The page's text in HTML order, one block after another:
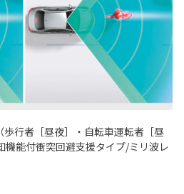
歩行者［昼夜］・自転車運転者［昼
機能付衝突回避支援タイプ/ミリ波レ